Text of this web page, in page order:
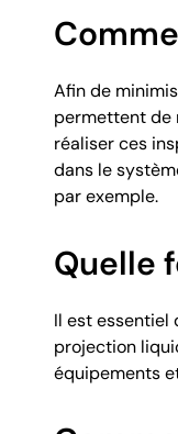
Afin de
permettent de
réaliser ces
dans le
par exemple.
Quelle
Il est essentiel
projection
équipements